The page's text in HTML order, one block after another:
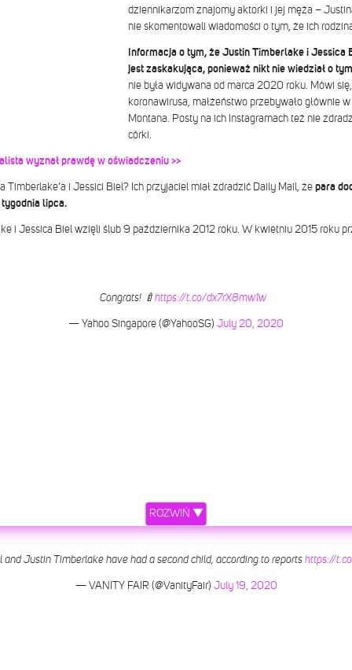
dziennikarzom znajomy aktorki i jej męża –
nie skomentowali wiadomości o tym, że ich
Informacja o tym, że Justin Timberlake i
jest zaskakująca, ponieważ nikt nie wiedział o
nie była widywana od marca 2020 roku. Mówi
koronawirusa, małżeństwo przebywało głównie
Montana. Posty na ich Instagramach też nie
córki.
wyznał prawdę w oświadczeniu >>
Timberlake’a i Jessici Biel? Ich przyjaciel miał zdradzić Daily Mail, że para
lipca.
i Jessica Biel wzięli ślub 9 października 2012 roku. W kwietniu 2015 roku
Congrats! 🍼 https://t.co/dx7rX8mw1w
— Yahoo Singapore (@YahooSG) July 20, 2020
ROZWIŃ ▼
and Justin Timberlake have had a second child, according to reports https://
— VANITY FAIR (@VanityFair) July 19, 2020